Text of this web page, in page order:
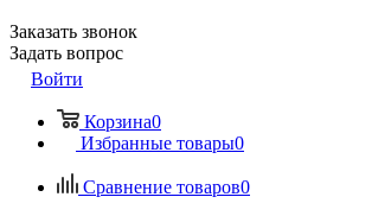
Заказать звонок
Задать вопрос
Войти
Корзина0
Избранные товары0
Сравнение товаров0